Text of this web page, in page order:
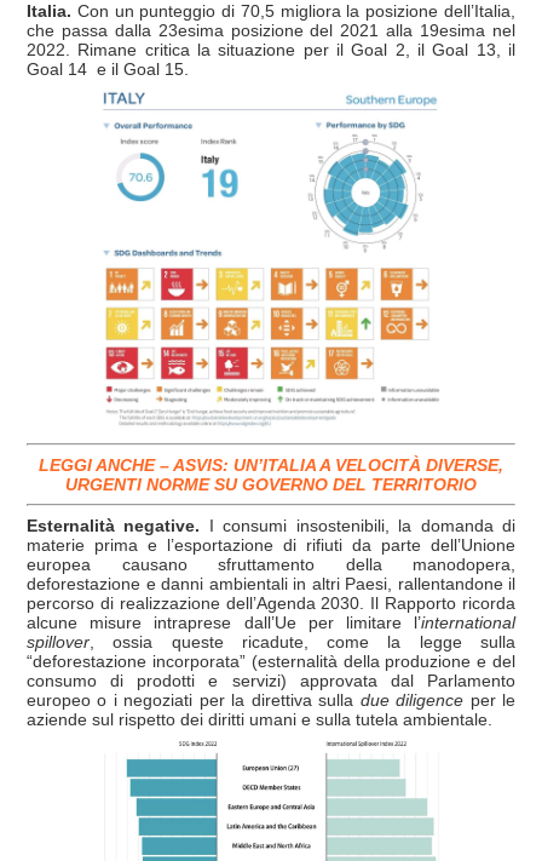
Italia. Con un punteggio di 70,5 migliora la posizione dell’Italia,
che passa dalla 23esima posizione del 2021 alla 19esima nel
2022. Rimane critica la situazione per il Goal 2, il Goal 13, il
Goal 14 e il Goal 15.
LEGGI ANCHE – ASVIS: UN’ITALIA A VELOCITÀ DIVERSE,
URGENTI NORME SU GOVERNO DEL TERRITORIO
Esternalità negative. I consumi insostenibili, la domanda di
materie prima e l’esportazione di rifiuti da parte dell’Unione
europea causano sfruttamento della manodopera,
deforestazione e danni ambientali in altri Paesi, rallentandone il
percorso di realizzazione dell’Agenda 2030. Il Rapporto ricorda
alcune misure intraprese dall’Ue per limitare l’international
spillover , ossia queste ricadute, come la legge sulla
“deforestazione incorporata” (esternalità della produzione e del
consumo di prodotti e servizi) approvata dal Parlamento
europeo o i negoziati per la direttiva sulla due diligence per le
aziende sul rispetto dei diritti umani e sulla tutela ambientale.